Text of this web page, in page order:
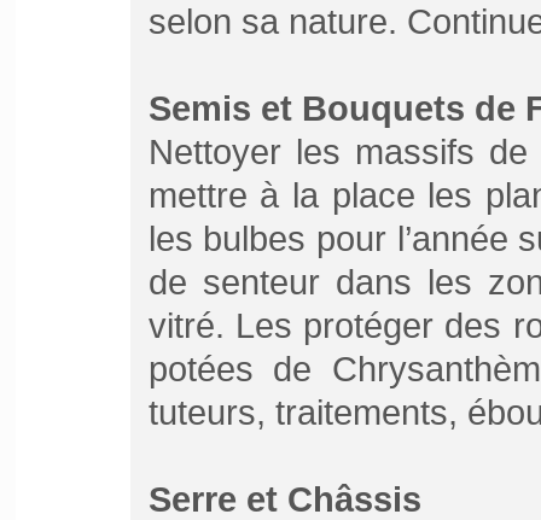
selon sa nature.
Semis et Bouquets de
Nettoyer les massifs
mettre à la place les
les bulbes pour l’année
de senteur dans les
vitré. Les protéger des
potées de
tuteurs, traitements,
Serre et Châssis